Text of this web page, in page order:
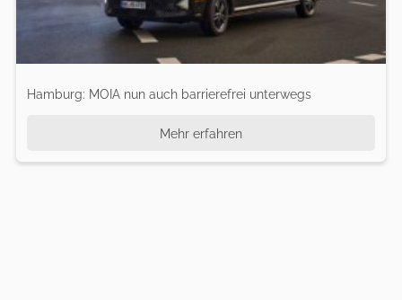
Hamburg: MOIA nun auch barrierefrei unterwegs
Mehr erfahren